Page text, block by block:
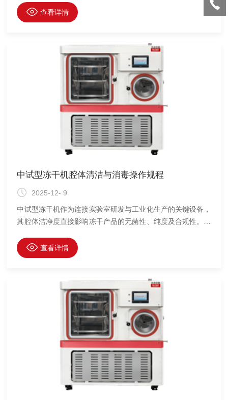
堵塞，不仅会降低冻干效率，还可能损坏压缩机或导致真空度
下降。因此，掌握科学的除霜与清洁方法，是保障设备长期高
查看详情
中试型冻干机腔体清洁与消毒操作规程
2025-12- 9
中试型冻干机作为连接实验室研发与工业化生产的关键设备，
其腔体洁净度直接影响冻干产品的无菌性、纯度及合规性。为
行标准化的清洁与消毒（或灭菌）操作规程（SOP）。
查看详情